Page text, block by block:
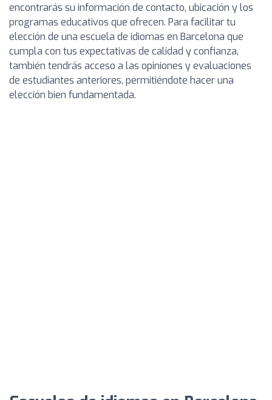
encontrarás su información de contacto, ubicación y los
programas educativos que ofrecen. Para facilitar tu
elección de una escuela de idiomas en Barcelona que
cumpla con tus expectativas de calidad y confianza,
también tendrás acceso a las opiniones y evaluaciones
de estudiantes anteriores, permitiéndote hacer una
elección bien fundamentada.